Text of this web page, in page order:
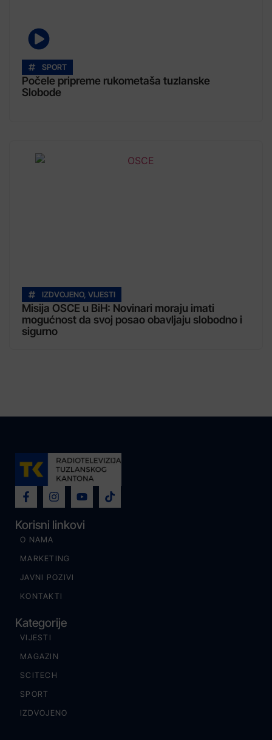
SPORT
Počele pripreme rukometaša tuzlanske
Slobode
IZDVOJENO, VIJESTI
Misija OSCE u BiH: Novinari moraju imati
mogućnost da svoj posao obavljaju slobodno i
sigurno
Korisni linkovi
O NAMA
MARKETING
JAVNI POZIVI
KONTAKTI
Kategorije
VIJESTI
MAGAZIN
SCITECH
SPORT
IZDVOJENO